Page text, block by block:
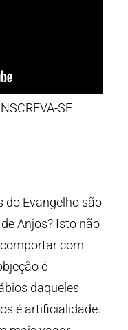
SE
do Evangelho são
Anjos? Isto não
com
é
daqueles
é artificialidade.